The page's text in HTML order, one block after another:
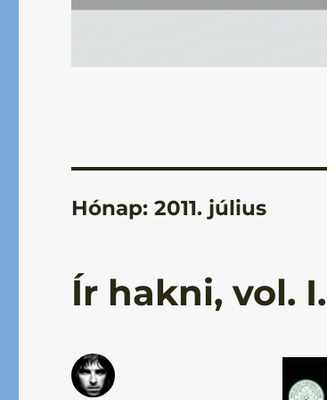
Hónap:2011. július
Ír hakni, vol. I.